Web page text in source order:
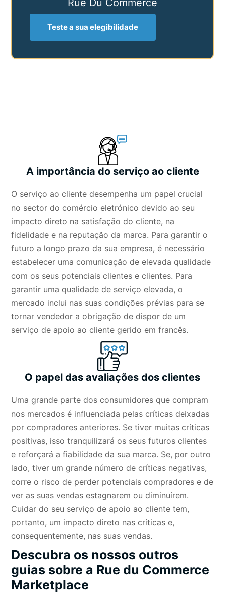
Rue Du Commerce
Teste a sua elegibilidade
A importância do serviço ao cliente
O serviço ao cliente desempenha um papel crucial
no sector do comércio eletrónico devido ao seu
impacto direto na satisfação do cliente, na
fidelidade e na reputação da marca. Para garantir o
futuro a longo prazo da sua empresa, é necessário
estabelecer uma comunicação de elevada qualidade
com os seus potenciais clientes e clientes. Para
garantir uma qualidade de serviço elevada, o
mercado inclui nas suas condições prévias para se
tornar vendedor a obrigação de dispor de um
serviço de apoio ao cliente gerido em francês.
O papel das avaliações dos clientes
Uma grande parte dos consumidores que compram
nos mercados é influenciada pelas críticas deixadas
por compradores anteriores. Se tiver muitas críticas
positivas, isso tranquilizará os seus futuros clientes
e reforçará a fiabilidade da sua marca. Se, por outro
lado, tiver um grande número de críticas negativas,
corre o risco de perder potenciais compradores e de
ver as suas vendas estagnarem ou diminuírem.
Cuidar do seu serviço de apoio ao cliente tem,
portanto, um impacto direto nas críticas e,
consequentemente, nas suas vendas.
Descubra os nossos outros
guias sobre a Rue du Commerce
Marketplace